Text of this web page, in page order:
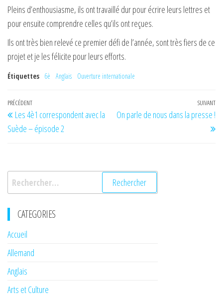
Pleins d’enthousiasme, ils ont travaillé dur pour écrire leurs lettres et
pour ensuite comprendre celles qu’ils ont reçues.
Ils ont très bien relevé ce premier défi de l’année, sont très fiers de ce
projet et je les félicite pour leurs efforts.
Étiquettes 6è Anglais Ouverture internationale
Navigation
de
l’article
Article
précédent
PRÉCÉDENT
Les 4è1 correspondent avec la
Suède – épisode 2
SUIVANT
On parle de nous dans la presse !
Rechercher :
CATEGORIES
Accueil
Allemand
Anglais
Arts et Culture